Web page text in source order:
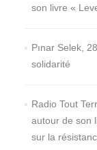
son livre «
Pınar Selek,
solidarité
Radio Tout
autour de son
sur la